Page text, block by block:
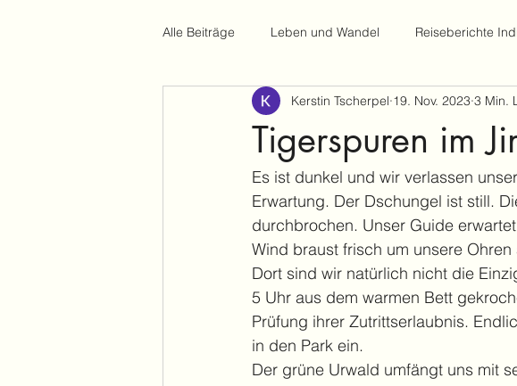
Alle Beiträge Leben und Wandel Reiseberichte
Reiseberichte
Tigerspuren im
Kerstin Tscherpel 19. Nov. 2023 3 Min.
Es ist dunkel und wir verlassen
Erwartung. Der Dschungel ist still.
durchbrochen. Unser Guide
Wind braust frisch um unsere
Dort sind wir natürlich nicht die
5 Uhr aus dem warmen Bett
Prüfung ihrer Zutrittserlaubnis.
in den Park ein.
Der grüne Urwald umfängt uns mit